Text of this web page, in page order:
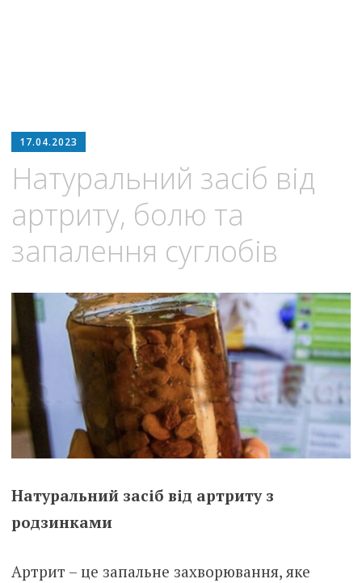
17.04.2023
Натуральний засіб від
артриту, болю та
запалення суглобів
Натуральний засіб від артриту з
родзинками
Артрит – це запальне захворювання, яке